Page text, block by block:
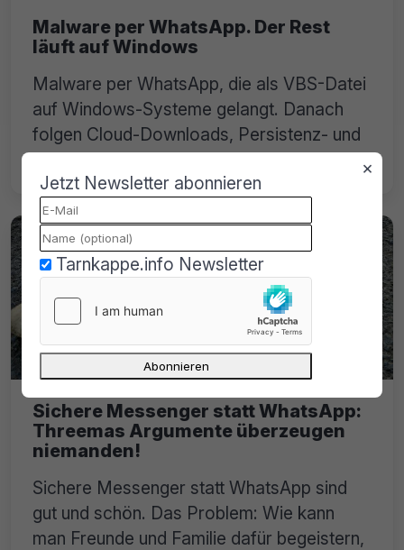
Malware per WhatsApp. Der Rest
läuft auf Windows
Malware per WhatsApp, die als VBS-Datei
auf Windows-Systeme gelangt. Danach
folgen Cloud-Downloads, Persistenz- und
MSI-Pakete wie AnyDesk.
Sichere Messenger statt WhatsApp:
Threemas Argumente überzeugen
niemanden!
Sichere Messenger statt WhatsApp sind
gut und schön. Das Problem: Wie kann
man Freunde und Familie dafür begeistern,
×
Jetzt Newsletter abonnieren
Tarnkappe.info Newsletter